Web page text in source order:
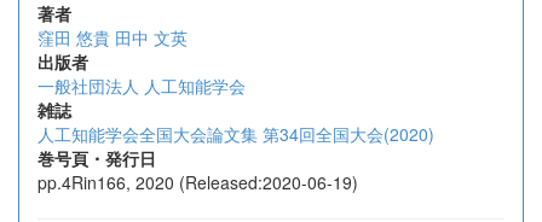
著者
窪田 悠貴 田中 文英
出版者
一般社団法人 人工知能学会
雑誌
人工知能学会全国大会論文集 第34回全国大会(2020)
巻号頁・発行日
pp.4Rin166, 2020 (Released:2020-06-19)